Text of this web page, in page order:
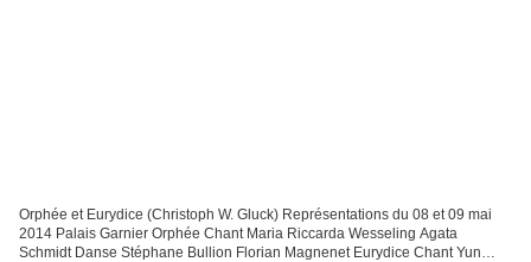
Orphée et Eurydice (Christoph W. Gluck) Représentations du 08 et 09 mai
2014 Palais Garnier Orphée Chant Maria Riccarda Wesseling Agata
Schmidt Danse Stéphane Bullion Florian Magnenet Eurydice Chant Yun